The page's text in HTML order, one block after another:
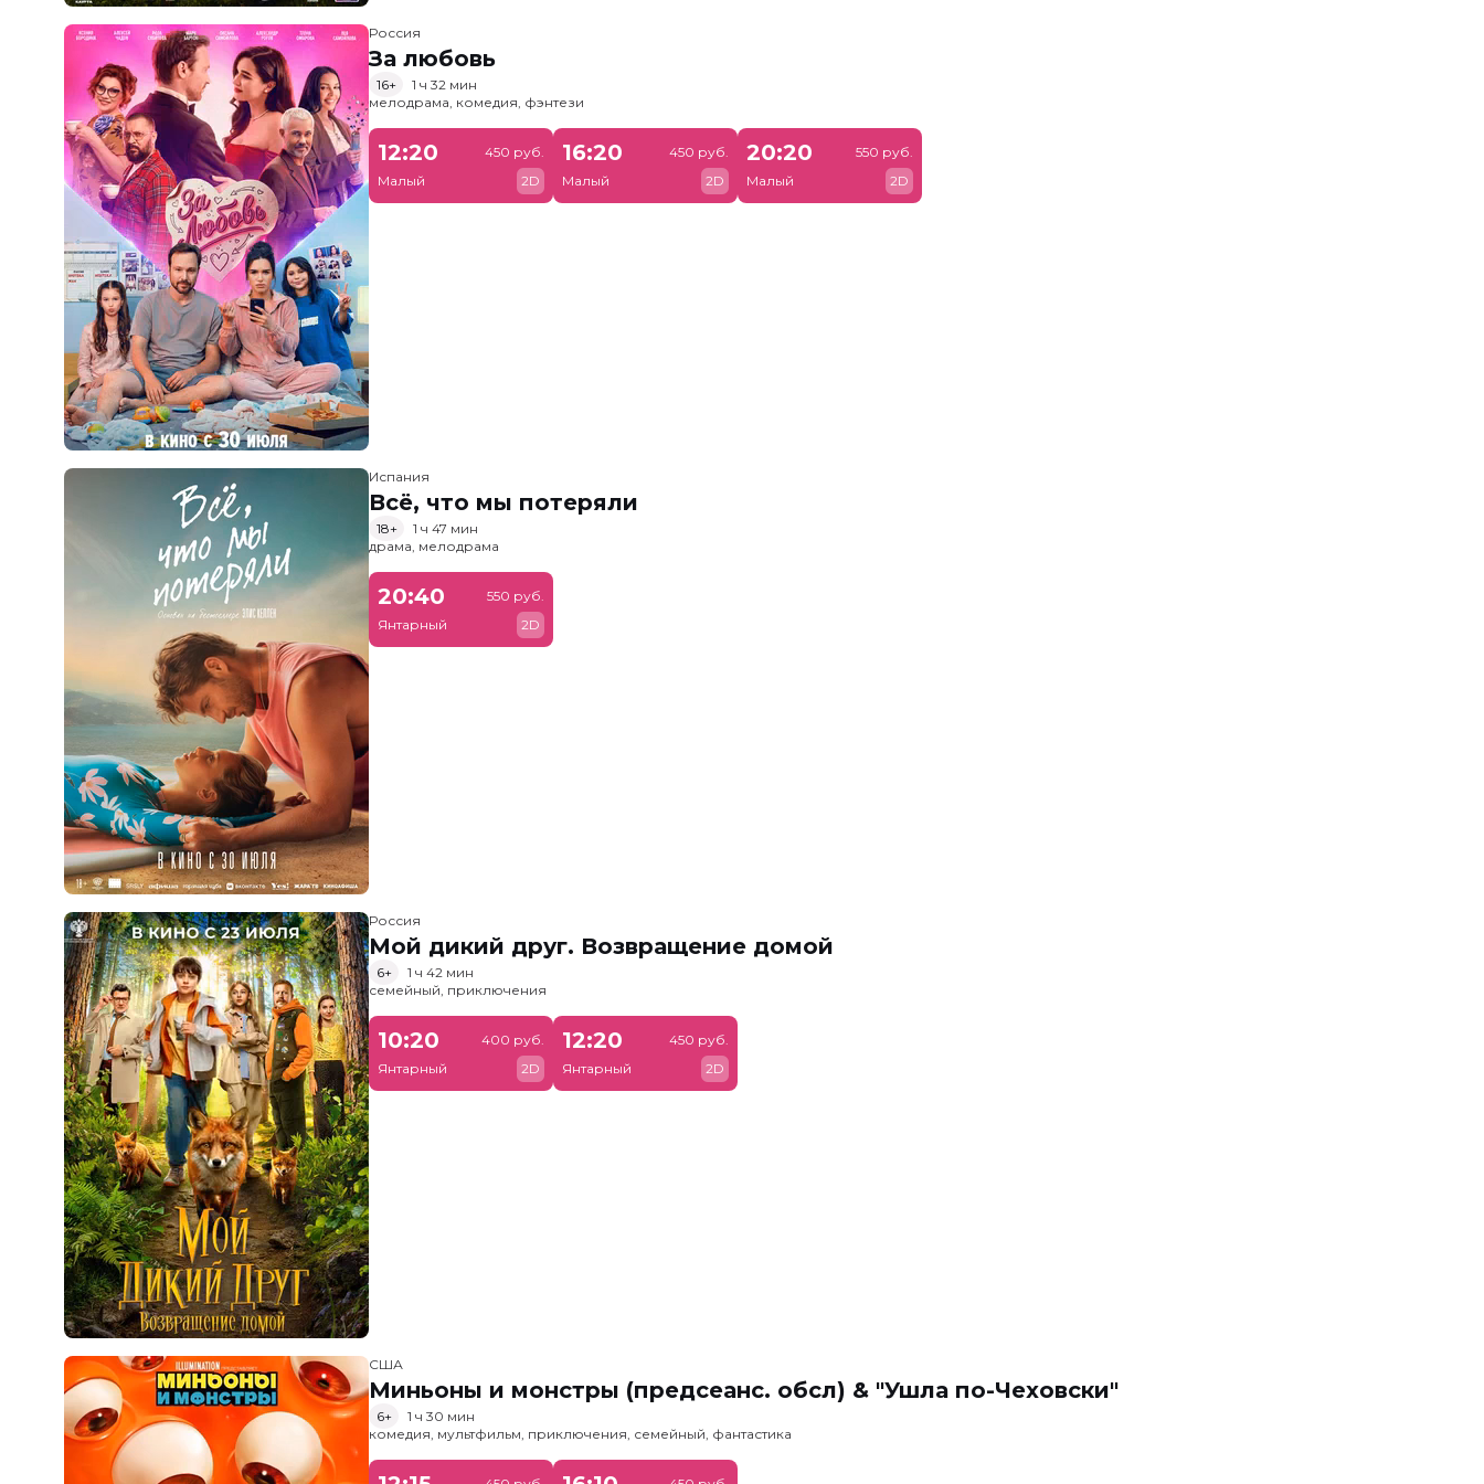
Россия
За любовь
16+
1 ч 32 мин
мелодрама, комедия, фэнтези
12:20
Малый
450 руб.
2D
16:20
Малый
450 руб.
2D
20:20
Малый
550 руб.
2D
Испания
Всё, что мы потеряли
18+
1 ч 47 мин
драма, мелодрама
20:40
Янтарный
550 руб.
2D
Россия
Мой дикий друг. Возвращение домой
6+
1 ч 42 мин
семейный, приключения
10:20
Янтарный
400 руб.
2D
12:20
Янтарный
450 руб.
2D
США
Миньоны и монстры (предсеанс. обсл) & "Ушла по-Чеховски"
6+
1 ч 30 мин
комедия, мультфильм, приключения, семейный, фантастика